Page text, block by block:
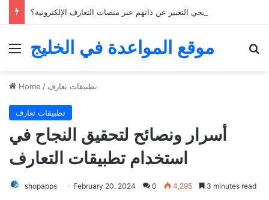
Menu
موقع المواعدة في الخليج
Home / تطبيقات تعارف
تطبيقات تعارف
أسرار ونصائح لتحقيق النجاح في
استخدام تطبيقات التعارف
shopapps February 20, 2024 0 4,295 3 minutes read